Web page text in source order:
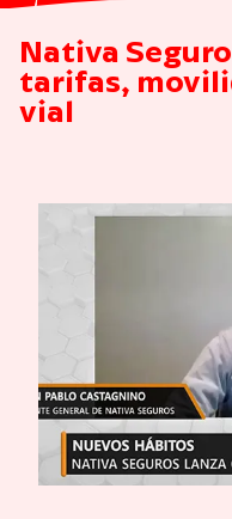
Nativa
tarifas,
vial